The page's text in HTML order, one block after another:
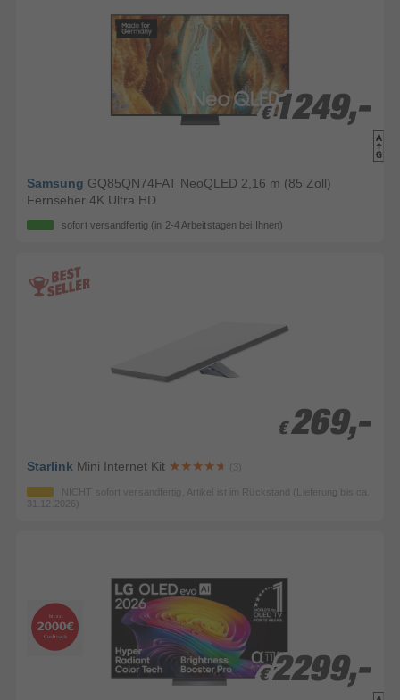
€ 1249,-
€ 1249,-
Samsung GQ85QN74FAT NeoQLED 2,16 m (85 Zoll)
Fernseher 4K Ultra HD
sofort versandfertig (in 2-4 Arbeitstagen bei Ihnen)
€ 269,-
€ 269,-
Starlink Mini Internet Kit (3)
NICHT sofort versandfertig, Artikel ist im Rückstand (Lieferung bis ca.
31.12.2026)
€ 2299,-
€ 2299,-